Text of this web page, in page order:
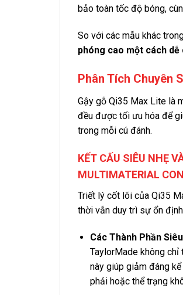
bảo toàn tốc độ bóng,
So với các mẫu khác
phóng cao một cách dễ
Phân Tích Chuyên
Gậy gỗ Qi35 Max Lite là
đều được tối ưu hóa để
trong mỗi cú đánh.
KẾT CẤU SIÊU NHẸ
MULTIMATERIAL
Triết lý cốt lõi của Qi35
thời vẫn duy trì sự ổn
Các Thành Phần
TaylorMade không
này giúp giảm đáng
phải hoặc thể trạng